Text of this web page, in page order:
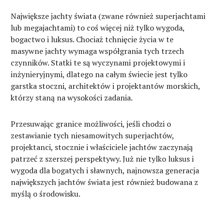
Największe jachty świata (zwane również superjachtami
lub megajachtami) to coś więcej niż tylko wygoda,
bogactwo i luksus. Chociaż tchnięcie życia w te
masywne jachty wymaga współgrania tych trzech
czynników. Statki te są wyczynami projektowymi i
inżynieryjnymi, dlatego na całym świecie jest tylko
garstka stoczni, architektów i projektantów morskich,
którzy staną na wysokości zadania.
Przesuwając granice możliwości, jeśli chodzi o
zestawianie tych niesamowitych superjachtów,
projektanci, stocznie i właściciele jachtów zaczynają
patrzeć z szerszej perspektywy. Już nie tylko luksus i
wygoda dla bogatych i sławnych, najnowsza generacja
największych jachtów świata jest również budowana z
myślą o środowisku.